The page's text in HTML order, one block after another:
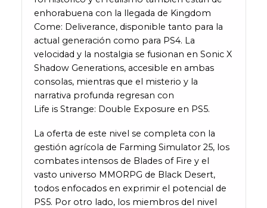
enhorabuena con la llegada de Kingdom
Come: Deliverance, disponible tanto para la
actual generación como para PS4. La
velocidad y la nostalgia se fusionan en Sonic X
Shadow Generations, accesible en ambas
consolas, mientras que el misterio y la
narrativa profunda regresan con
Life is Strange: Double Exposure en PS5.
La oferta de este nivel se completa con la
gestión agrícola de Farming Simulator 25, los
combates intensos de Blades of Fire y el
vasto universo MMORPG de Black Desert,
todos enfocados en exprimir el potencial de
PS5. Por otro lado, los miembros del nivel